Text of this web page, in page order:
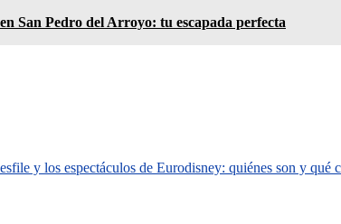
San Pedro del Arroyo: tu escapada perfecta
y los espectáculos de Eurodisney: quiénes son y qué